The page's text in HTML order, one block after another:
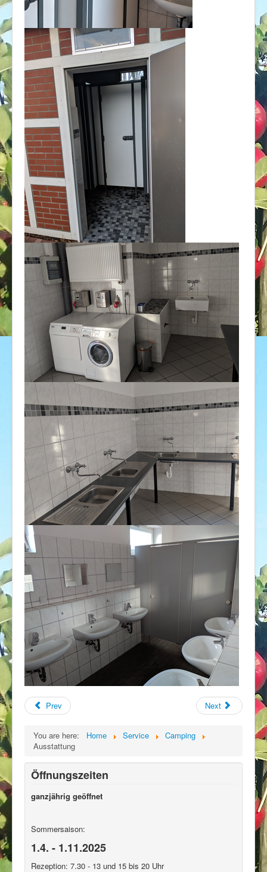
Prev Next
You are here: Home Service
Camping
Ausstattung
Öffnungszeiten
ganzjährig geöffnet
Sommersaison:
1.4. - 1.11.2025
Rezeption: 7.30 - 13 und 15 bis 20 Uhr